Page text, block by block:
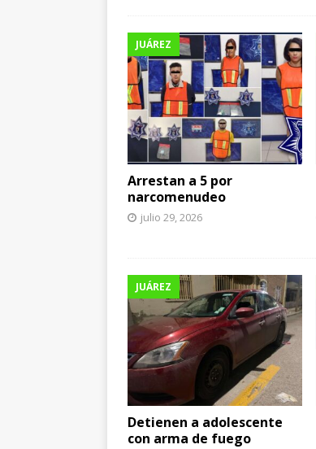
JUÁREZ
Arrestan a 5 por
narcomenudeo
julio 29, 2026
JUÁREZ
Detienen a adolescente
con arma de fuego